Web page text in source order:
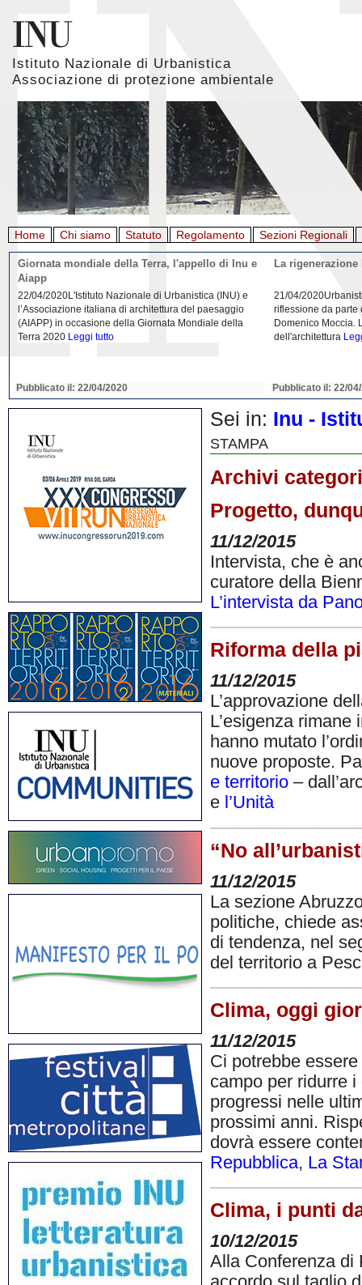
Istituto Nazionale di Urbanistica
Associazione di protezione ambientale
Home Chi siamo Statuto Regolamento Sezioni Regionali
Giornata mondiale della Terra, l'appello di Inu e
Aiapp
22/04/2020L'Istituto Nazionale di Urbanistica (INU) e
l’Associazione italiana di architettura del paesaggio
(AIAPP) in occasione della Giornata Mondiale della
Terra 2020 Leggi tutto
Pubblicato il: 22/04/2020
La
21/04/
riflessione da parte
Domenico Moccia.
dell'architettura
Pubblicato il: 22/
Sei in: Inu -
STAMPA
Archivi
Progetto,
11/12/2015
Intervista, che è
curatore della
L’intervista da
Riforma della
11/12/2015
L’approvazione
L’esigenza
hanno mutato
nuove proposte.
e territorio –
e l’Unità
“No
11/12/2015
La sezione
politiche, chiede
di tendenza, nel
del territorio a
Clima, oggi
11/12/2015
Ci potrebbe
campo per ridurre
progressi nelle
prossimi anni.
dovrà essere
Repubblica, La
Clima, i punti
10/12/2015
Alla Conferenza di